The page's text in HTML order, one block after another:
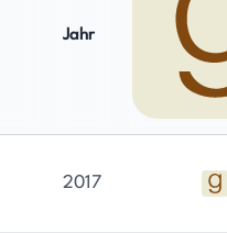
Jahr
2017